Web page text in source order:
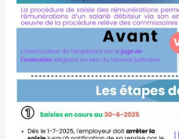
RÉMUNÉRATIONS
À
COMPTER
DU
2025